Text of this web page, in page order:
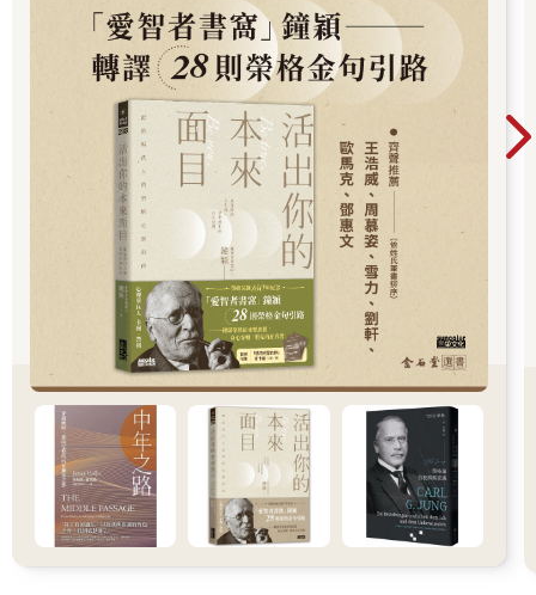
大家猜猜是什麼話？
「您現在，方便和我聊聊嗎？」
無關彼此的立場或年齡，哪怕是熟人，他們也會這麼說。
對方聽了之後，大多會回答：「方便呀。」
看見對方這麼在乎自己的感受，誰都會感到高興。至少，不會覺
即使對方正在忙，也會停下來，傾聽你的訴求。
當然了，如果對方真的非常忙，就會像前面提到的那樣，說：
「請稍候，我再找您聊。」
打電話的時候也是如此。
擅長閒聊的人一定會問對方：「我是××，您現在方便接聽電話
嗎？」
看不見對方的情形下，我們首先要問問對方的情況。這就是為對
方著想。
尤其打電話時，我們無法看見對方。
對方可能會認為我們有急事，就急急忙忙地接聽了電話。也可能
對方是在未禁止使用手機的地方，接聽了我們的電話，比如在上
電車、公車之前，或是在便利商店買東西等等。